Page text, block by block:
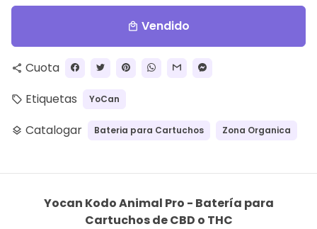
local_mall Vendido
share Cuota
local_offer Etiquetas YoCan
layers Catalogar Bateria para Cartuchos Zona Organica
Yocan Kodo Animal Pro - Batería para
Cartuchos de CBD o THC